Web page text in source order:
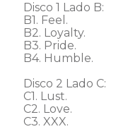
Disco 1 Lado B:
B1. Feel.
B2. Loyalty.
B3. Pride.
B4. Humble.
Disco 2 Lado C:
C1. Lust.
C2. Love.
C3. XXX.